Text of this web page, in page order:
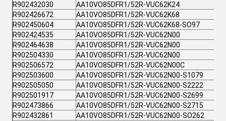
R902432030
AA10VO85DFR1/52R-VUC62K24
R902426672
AA10VO85DFR1/52R-VUC62K68
R902450604
AA10VO85DFR1/52R-VUC62K68-SO97
R902424535
AA10VO85DFR1/52R-VUC62N00
R902464638
AA10VO85DFR1/52R-VUC62N00
R902504330
AA10VO85DFR1/52R-VUC62N00
R902506572
AA10VO85DFR1/52R-VUC62N00C
R902503600
AA10VO85DFR1/52R-VUC62N00-S1079
R902505050
AA10VO85DFR1/52R-VUC62N00-S2222
R902501917
AA10VO85DFR1/52R-VUC62N00-S2699
R902473866
AA10VO85DFR1/52R-VUC62N00-S2715
R902432861
AA10VO85DFR1/52R-VUC62N00-SO262